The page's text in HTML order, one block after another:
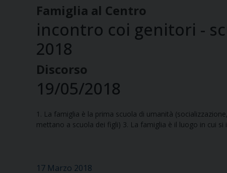
Famiglia al Centro
incontro coi genitori -
2018
Discorso
19/05/2018
1. La famiglia è la prima scuola di umanità
mettano a scuola dei figli) 3. La famiglia è il luogo in cui
17 Marzo 2018